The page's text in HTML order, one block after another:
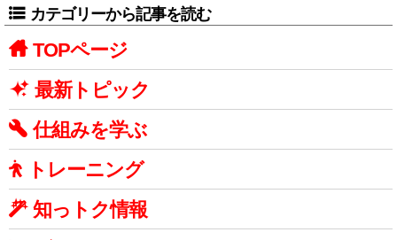
カテゴリーから記事を読む
TOPページ
最新トピック
仕組みを学ぶ
トレーニング
知っトク情報